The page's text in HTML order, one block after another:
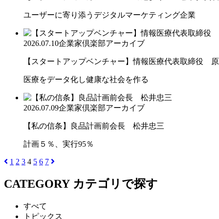
ユーザーに寄り添うデジタルマーケティング企業
2026.07.10企業家倶楽部アーカイブ
【スタートアップベンチャー】情報医療代表取締役
医療をデータ化し健康な社会を作る
2026.07.09企業家倶楽部アーカイブ
【私の信条】良品計画前会長 松井忠三
計画５％、実行95％
1 2 3 4 5 6 7
CATEGORY カテゴリで探す
すべて
トピックス